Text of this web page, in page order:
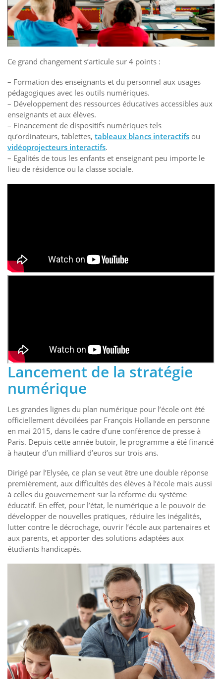
Ce grand changement s’articule sur 4 points :
– Formation des enseignants et du personnel aux usages
pédagogiques avec les outils numériques.
– Développement des ressources éducatives accessibles aux
enseignants et aux élèves.
– Financement de dispositifs numériques tels
qu’ordinateurs, tablettes, tableaux blancs interactifs ou
vidéoprojecteurs interactifs.
– Egalités de tous les enfants et enseignant peu importe le
lieu de résidence ou la classe sociale.
Lancement de la stratégie
numérique
Les grandes lignes du plan numérique pour l’école ont été
officiellement dévoilées par François Hollande en personne
en mai 2015, dans le cadre d’une conférence de presse à
Paris. Depuis cette année butoir, le programme a été financé
à hauteur d’un milliard d’euros sur trois ans.
Dirigé par l’Elysée, ce plan se veut être une double réponse
premièrement, aux difficultés des élèves à l’école mais aussi
à celles du gouvernement sur la réforme du système
éducatif. En effet, pour l’état, le numérique a le pouvoir de
développer de nouvelles pratiques, réduire les inégalités,
lutter contre le décrochage, ouvrir l’école aux partenaires et
aux parents, et apporter des solutions adaptées aux
étudiants handicapés.